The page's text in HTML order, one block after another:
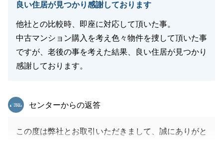
お取引はひと段落となりますが、弊社のサポート体制
はこれからも変わりません。
また何かお困りごとやご相談がございましたら、いつ
でも迅速に駆けつけますので、お気軽にご連絡くださ
い。
閉じる
良い住居が見つかり感謝しております
他社との比較時、即座に対応して頂いた事。
中古マンション購入を考え色々物件を捜して頂いた事
ですが、老後の事を考えた結果、良い住居が見つかり
感謝しております。
東急リバブル
センターからの返答
この度は弊社とお取引いただきまして、誠にありがと